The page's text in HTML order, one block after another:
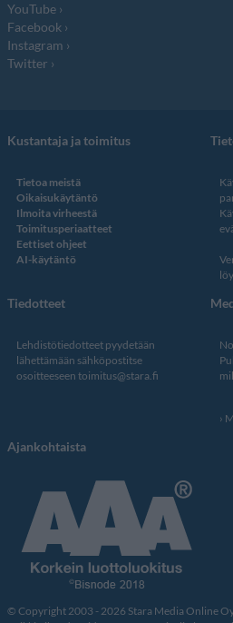
YouTube
Facebook
Instagram
Twitter
Kustantaja ja toimitus
Tietoa meistä
Oikaisukäytäntö
Ilmoita virheestä
Toimitusperiaatteet
Eettiset ohjeet
AI-käytäntö
Tiedotteet
Lehdistötiedotteet pyydetään
lähettämään sähköpostitse
osoitteeseen toimitus@stara.fi
Ajankohtaista
© Copyright 2003 - 2026 Stara Media Online